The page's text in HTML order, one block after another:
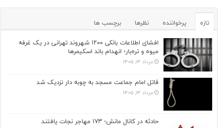
تازه پرخواننده نظرها
برچسب ها
افشای اطلاعات بانکی ۱۲۰۰ شهروند تهرانی در یک غرفه
میوه و تره‌بار؛ انهدام باند اسکیمرها
مرداد ۱۴, ۱۴۰۵
قاتل امام جماعت مسجد به چوبه دار نزدیک شد
مرداد ۱۴, ۱۴۰۵
حادثه در کانال مانش؛ ۱۷۳ مهاجر نجات یافتند